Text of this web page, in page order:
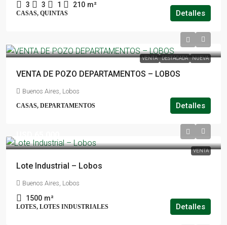
3 3 1 210 m²
CASAS, QUINTAS Detalles
VENTA DESTACADA NUEVA
VENTA DE POZO DEPARTAMENTOS – LOBOS
Buenos Aires, Lobos
CASAS, DEPARTAMENTOS Detalles
VENTA
Lote Industrial – Lobos
Buenos Aires, Lobos
1500 m²
LOTES, LOTES INDUSTRIALES Detalles